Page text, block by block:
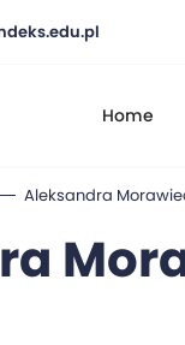
Home
Aleksandra